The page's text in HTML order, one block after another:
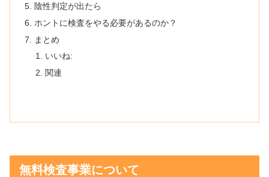
陰性判定が出たら
ホントに検査をやる必要があるのか？
まとめ
いいね:
関連
無料検査事業について